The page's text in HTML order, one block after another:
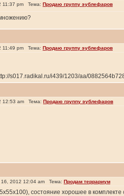
11:37 pm Тема: Продаю группу эублефаров
11:49 pm Тема: Продаю группу эублефаров
s017.radikal.ru/i439/1203/aa/
12:53 am Тема: Продаю группу эублефаров
2012 12:04 am Тема: Продам террариум
состояние хорошее в